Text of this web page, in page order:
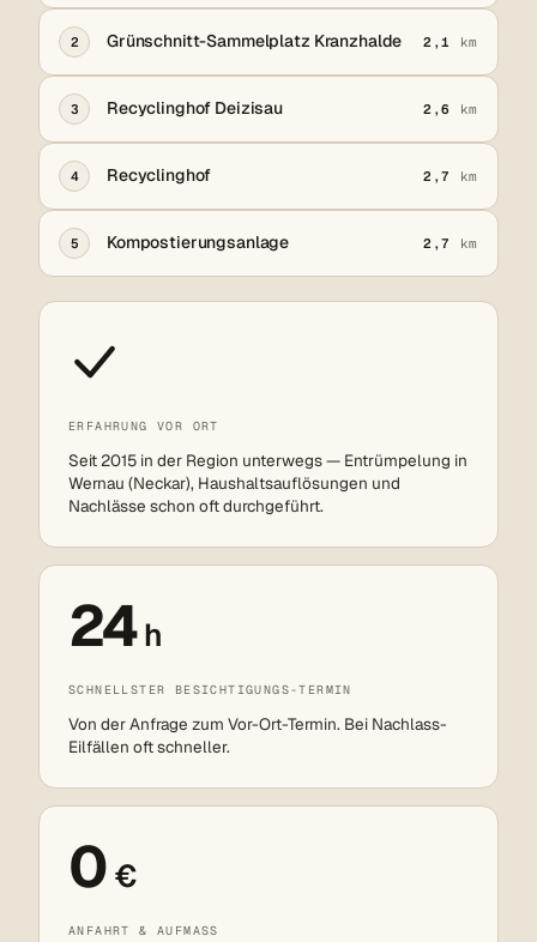
2 Grünschnitt-Sammelplatz Kranzhalde 2,1 km
3 Recyclinghof Deizisau 2,6 km
4 Recyclinghof 2,7 km
5 Kompostierungsanlage 2,7 km
ERFAHRUNG VOR ORT
Seit 2015 in der Region unterwegs — Entrümpelung in
Wernau (Neckar), Haushaltsauflösungen und
Nachlässe schon oft durchgeführt.
24h
SCHNELLSTER BESICHTIGUNGS-TERMIN
Von der Anfrage zum Vor-Ort-Termin. Bei Nachlass-
Eilfällen oft schneller.
0 €
ANFAHRT & AUFMASS